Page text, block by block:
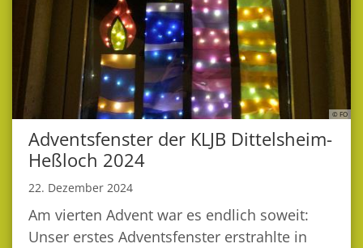
© FO
Adventsfenster der KLJB Dittelsheim-
Heßloch 2024
22. Dezember 2024
Am vierten Advent war es endlich soweit:
Unser erstes Adventsfenster erstrahlte in